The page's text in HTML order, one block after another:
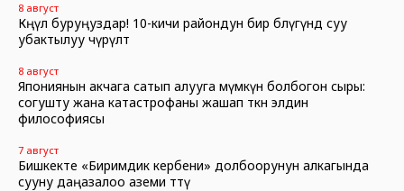
8 август
Көңүл буруңуздар! 10-кичи райондун бир бөлүгүндө суу
убактылуу өчүрүлөт
8 август
Япониянын акчага сатып алууга мүмкүн болбогон сыры:
согушту жана катастрофаны жашап өткөн элдин
философиясы
7 август
Бишкекте «Биримдик кербени» долбоорунун алкагында
сууну даңазалоо аземи өттү